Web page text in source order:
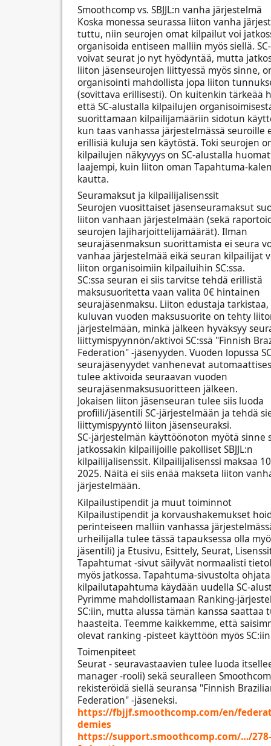
Smoothcomp vs. SBJJL:n vanha järjestelmä
Koska monessa seurassa liiton vanha
tuttu, niin seurojen omat kilpailut voi
organisoida entiseen malliin myös siellä.
voivat seurat jo nyt hyödyntää, mutta
liiton jäsenseurojen liittyessä myös sinne,
organisointi mahdollista jopa liiton
(sovittava erillisesti). On kuitenkin tärkeää
että SC-alustalla kilpailujen
suorittamaan kilpailijamääriin sidotun
kun taas vanhassa järjestelmässä seuroille
erillisiä kuluja sen käytöstä. Toki seurojen
kilpailujen näkyvyys on SC-alustalla
laajempi, kuin liiton oman Tapahtuma-
kautta.
Seuramaksut ja kilpailijalisenssit
Seurojen vuosittaiset jäsenseuramaksut
liiton vanhaan järjestelmään (sekä
seurojen lajiharjoittelijamäärät). Ilman
seurajäsenmaksun suorittamista ei seura
vanhaa järjestelmää eikä seuran kilpailijat
liiton organisoimiin kilpailuihin SC:ssa.
SC:ssa seuran ei siis tarvitse tehdä erillistä
maksusuoritetta vaan valita 0€ hintainen
seurajäsenmaksu. Liiton edustaja
kuluvan vuoden maksusuorite on tehty
järjestelmään, minkä jälkeen hyväksyy
liittymispyynnön/aktivoi SC:ssä "Finnish
Federation" -jäsenyyden. Vuoden lopussa
seurajäsenyydet vanhenevat
tulee aktivoida seuraavan vuoden
seurajäsenmaksusuoritteen jälkeen.
Jokaisen liiton jäsenseuran tulee siis luoda
profiili/jäsentili SC-järjestelmään ja tehdä
liittymispyyntö liiton jäsenseuraksi.
SC-järjestelmän käyttöönoton myötä sinne
jatkossakin kilpailijoille pakolliset SBJJL:n
kilpailijalisenssit. Kilpailijalisenssi maksaa
2025. Näitä ei siis enää makseta liiton
järjestelmään.
Kilpailustipendit ja muut toiminnot
Kilpailustipendit ja korvaushakemukset
perinteiseen malliin vanhassa
urheilijalla tulee tässä tapauksessa olla
jäsentili) ja Etusivu, Esittely, Seurat,
Tapahtumat -sivut säilyvät normaalisti
myös jatkossa. Tapahtuma-sivustolta
kilpailutapahtuma käydään uudella SC-
Pyrimme mahdollistamaan Ranking-
SC:iin, mutta alussa tämän kanssa saattaa
haasteita. Teemme kaikkemme, että
olevat ranking -pisteet käyttöön myös
Toimenpiteet
Seurat - seuravastaavien tulee luoda
manager -rooli) sekä seuralleen
rekisteröidä siellä seuransa "Finnish
Federation" -jäseneksi.
https://fbjjf.smoothcomp.com/en/
demies
https://support.smoothcomp.com/…/